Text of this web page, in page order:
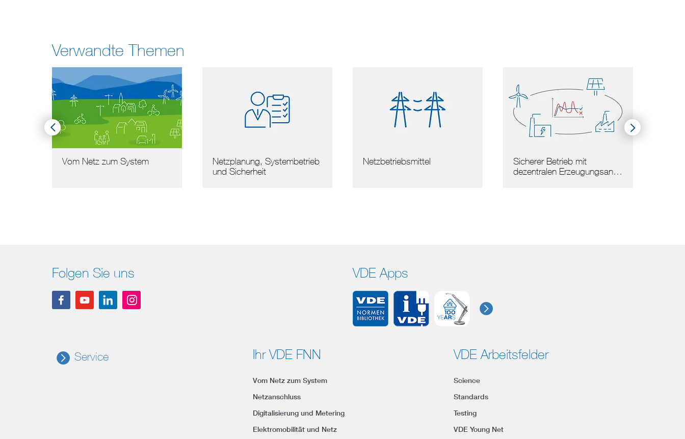
Verwandte Themen
Netzplanung, Systembetrieb
Netzbetriebsmittel
Sicherer Betrieb mit
Vom Netz zum System
Folgen Sie uns VDE Apps
Service Ihr VDE FNN
Vom Netz zum System
Netzanschluss
Digitalisierung und Metering
Elektromobilität und Netz
VDE Arbeitsfelder
Science
Standards
Testing
VDE Young Net